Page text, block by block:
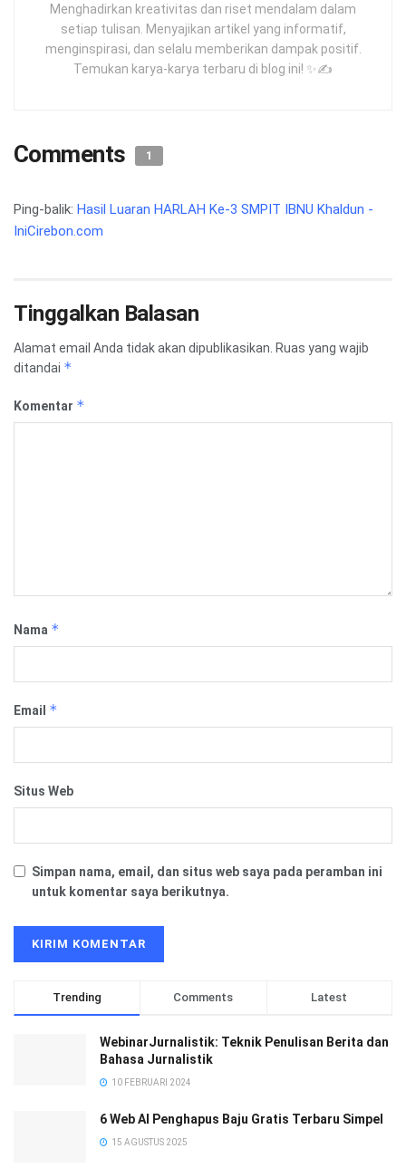
Menghadirkan kreativitas dan riset mendalam dalam
setiap tulisan. Menyajikan artikel yang informatif,
menginspirasi, dan selalu memberikan dampak positif.
Temukan karya-karya terbaru di blog ini! ✨✍️
Comments 1
Ping-balik: Hasil Luaran HARLAH Ke-3 SMPIT IBNU Khaldun -
IniCirebon.com
Tinggalkan Balasan
Alamat email Anda tidak akan dipublikasikan. Ruas yang wajib
ditandai *
Komentar *
Nama *
Email *
Situs Web
Simpan nama, email, dan situs web saya pada peramban ini
untuk komentar saya berikutnya.
Trending Comments Latest
WebinarJurnalistik: Teknik Penulisan Berita dan
Bahasa Jurnalistik
10 FEBRUARI 2024
6 Web AI Penghapus Baju Gratis Terbaru Simpel
15 AGUSTUS 2025